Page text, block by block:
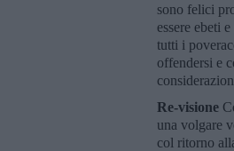
sono felici
essere ebeti
tutti i
offendersi e
Re-visione
una volgare
col ritorno